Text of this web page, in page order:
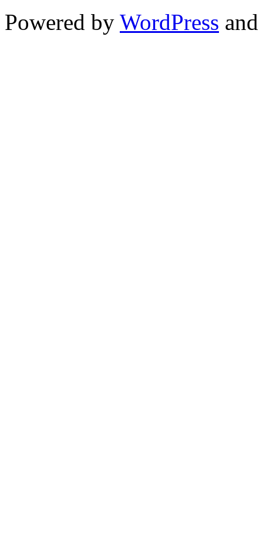
Powered by WordPress